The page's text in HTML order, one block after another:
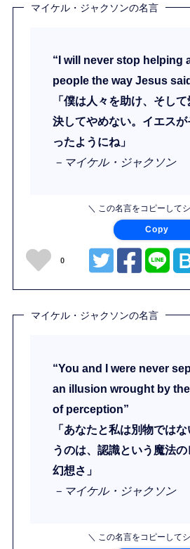
マイケル・ジャクソンの名言
“I will never stop helping
people the way Jesus
「僕は人々を助け、そし
決してやめない。イエス
ったようにね」
－マイケル・ジャクソン
＼ この名言をコピーして
Copy
0
マイケル・ジャクソンの名言
“You and I were never
an illusion wrought by
of perception”
「あなたと私は別物では
うのは、認識という魔法
幻想さ」
－マイケル・ジャクソン
＼ この名言をコピーして